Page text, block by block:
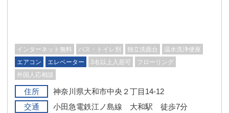
インターネット無料 バス・トイレ別 独立洗面台
温水洗浄便座
エアコン
エレベーター 3名以上入居可
フローリング
外国人応相談
住所
神奈川県大和市中央２丁目14-12
交通
小田急電鉄江ノ島線 大和駅 徒歩7分